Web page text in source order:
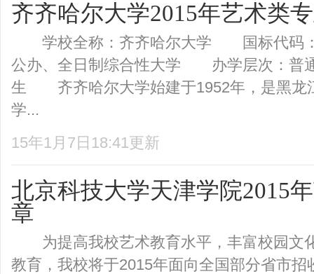
齐齐哈尔大学2015年艺术类
学校全称：齐齐哈尔大学 国标代码
公办、全日制综合性大学 办学层次：普
生 齐齐哈尔大学始建于1952年，是黑龙
学...
15年1月7日18:41更新
北京科技大学天津学院2015
章
为提高我校艺术教育水平，丰富校园文
教育，我校将于2015年面向全国部分省市招